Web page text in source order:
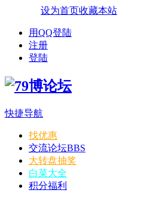
设为首页收藏本站
用QQ登陆
注册
登陆
快捷导航
找优惠
交流论坛BBS
大转盘抽奖
白菜大全
积分福利